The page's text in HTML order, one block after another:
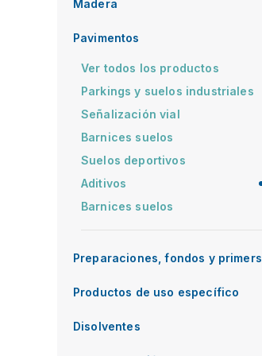
Madera
Pavimentos
Ver todos los productos
Parkings y suelos industriales
Señalización vial
Barnices suelos
Suelos deportivos
Aditivos
Barnices suelos
Preparaciones, fondos y primers
Productos de uso específico
Disolventes